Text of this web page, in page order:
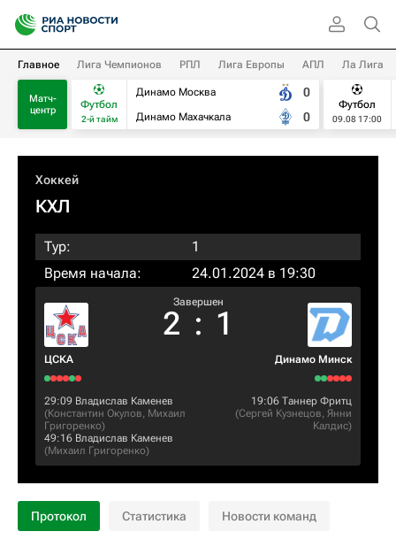
Главное Лига Чемпионов РПЛ Лига Европы АПЛ Ла Лига
Матч-
центр
Футбол
2-й тайм
Динамо Москва
Динамо Махачкала
0
0
Футбол
09.08 17:00
Хоккей
КХЛ
Тур:
1
Время начала:
24.01.2024 в 19:30
ЦСКА
Завершен
2 : 1
Динамо Минск
29:09 Владислав Каменев
(Константин Окулов, Михаил
Григоренко)
49:16 Владислав Каменев
(Михаил Григоренко)
19:06 Таннер Фритц
(Сергей Кузнецов, Янни
Калдис)
Протокол Статистика Новости команд